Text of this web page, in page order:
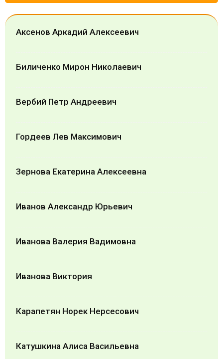
Аксенов Аркадий Алексеевич
Биличенко Мирон Николаевич
Вербий Петр Андреевич
Гордеев Лев Максимович
Зернова Екатерина Алексеевна
Иванов Александр Юрьевич
Иванова Валерия Вадимовна
Иванова Виктория
Карапетян Норек Нерсесович
Катушкина Алиса Васильевна